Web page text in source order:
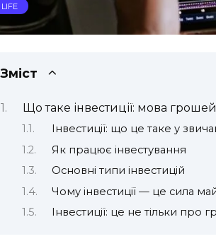
LIFE
Зміст
Що таке інвестиції: мова
Інвестиції: що це таке у
Як працює інвестування
Основні типи інвестицій
Чому інвестиції — це сила
Інвестиції: це не тільки про